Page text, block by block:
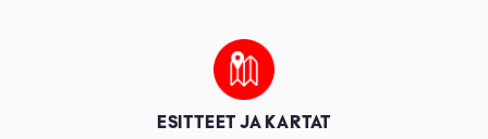
Image
ESITTEET JA KARTAT